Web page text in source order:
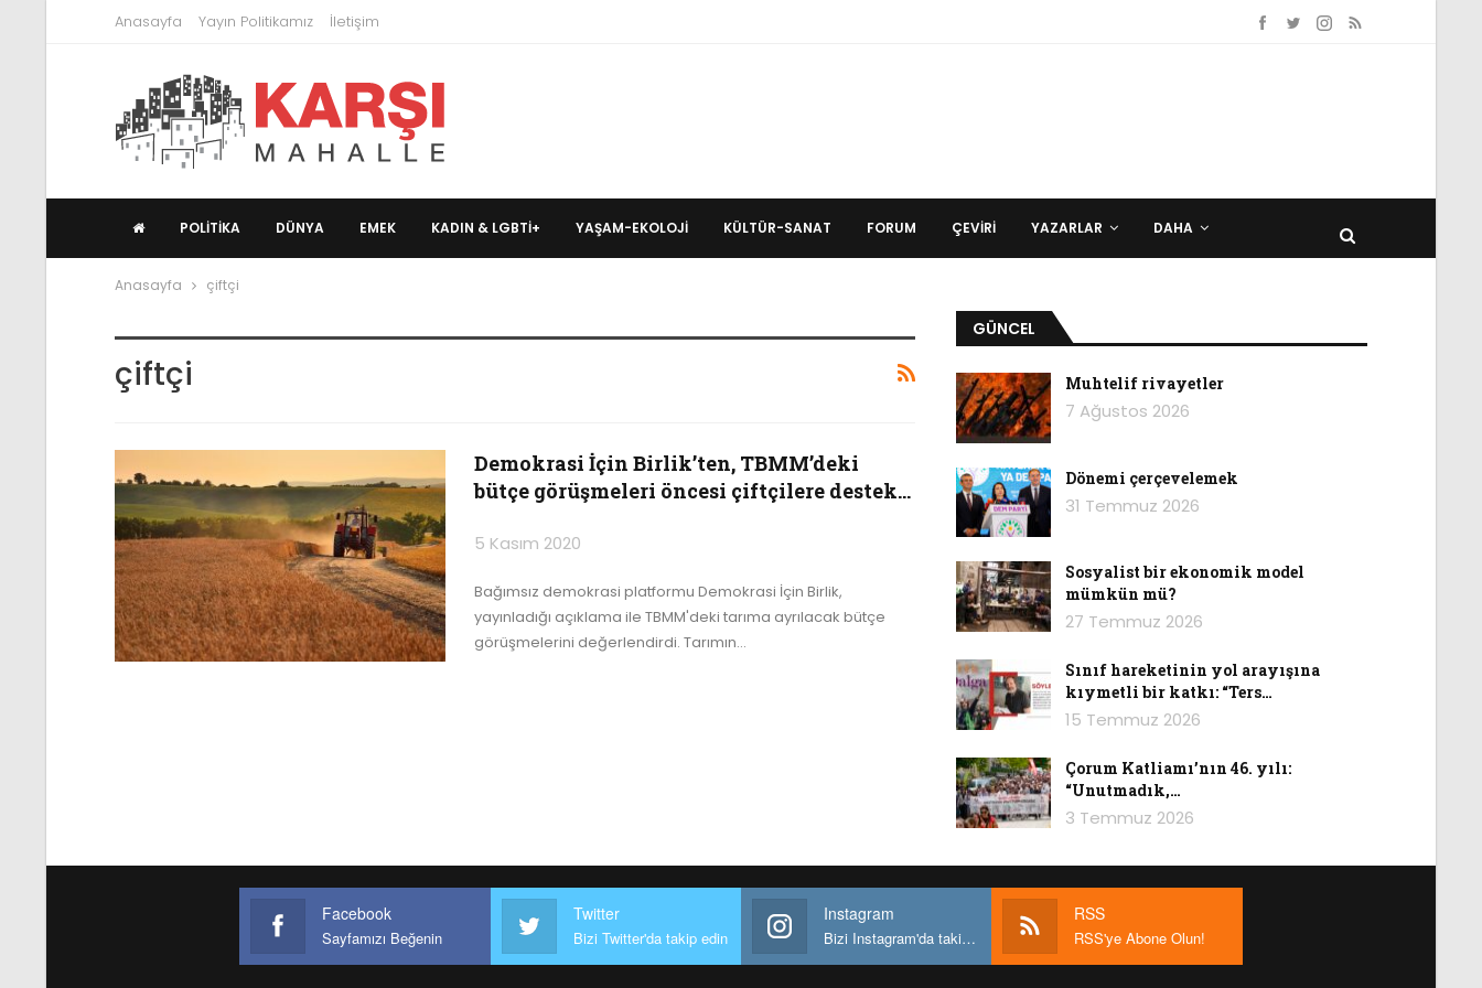
Anasayfa Yayın Politikamız İletişim
POLITIKA DÜNYA EMEK KADIN & LGBTİ+ YAŞAM-EKOLOJI KÜLTÜR-SANAT FORUM ÇEVIRI YAZARLAR DAHA
Anasayfa çiftçi
çiftçi
Demokrasi İçin Birlik’ten, TBMM’deki
bütçe görüşmeleri öncesi çiftçilere destek…
5 Kasım 2020
Bağımsız demokrasi platformu Demokrasi İçin Birlik,
yayınladığı açıklama ile TBMM'deki tarıma ayrılacak bütçe
görüşmelerini değerlendirdi. Tarımın…
GÜNCEL
Muhtelif rivayetler
7 Ağustos 2026
Dönemi çerçevelemek
31 Temmuz 2026
Sosyalist bir ekonomik model
mümkün mü?
27 Temmuz 2026
Sınıf hareketinin yol arayışına
kıymetli bir katkı: “Ters…
15 Temmuz 2026
Çorum Katliamı’nın 46. yılı:
“Unutmadık,…
3 Temmuz 2026
Facebook
Sayfamızı Beğenin
Twitter
Bizi Twitter'da takip edin
Instagram
Bizi Instagram'da takip edin
RSS
RSS'ye Abone Olun!